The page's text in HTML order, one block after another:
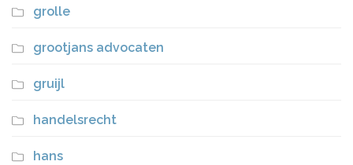
grolle
grootjans advocaten
gruijl
handelsrecht
hans